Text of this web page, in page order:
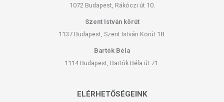
1072 Budapest, Rákóczi út 10.
Szent István körút
1137 Budapest, Szent István Körút 18.
Bartók Béla
1114 Budapest, Bartók Béla út 71.
ELÉRHETŐSÉGEINK